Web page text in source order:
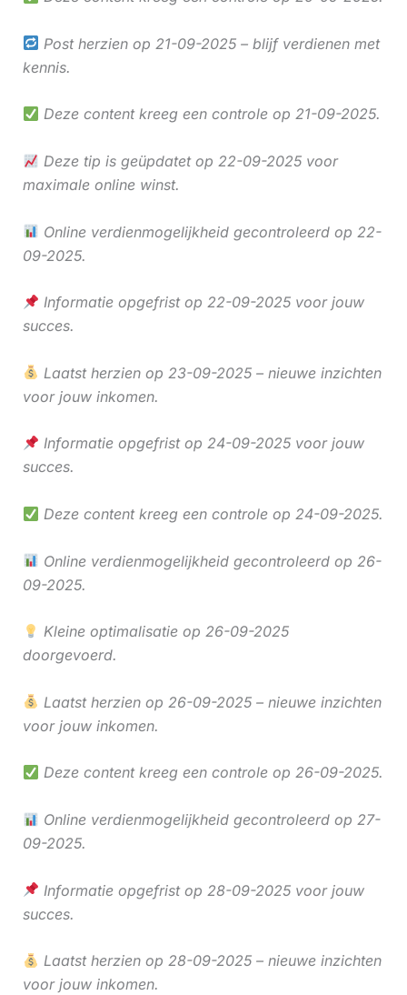
Post herzien op 21-09-2025 – blijf verdienen met
kennis.
Deze content kreeg een controle op 21-09-2025.
Deze tip is geüpdatet op 22-09-2025 voor
maximale online winst.
Online verdienmogelijkheid gecontroleerd op 22-
09-2025.
Informatie opgefrist op 22-09-2025 voor jouw
succes.
Laatst herzien op 23-09-2025 – nieuwe inzichten
voor jouw inkomen.
Informatie opgefrist op 24-09-2025 voor jouw
succes.
Deze content kreeg een controle op 24-09-2025.
Online verdienmogelijkheid gecontroleerd op 26-
09-2025.
Kleine optimalisatie op 26-09-2025
doorgevoerd.
Laatst herzien op 26-09-2025 – nieuwe inzichten
voor jouw inkomen.
Deze content kreeg een controle op 26-09-2025.
Online verdienmogelijkheid gecontroleerd op 27-
09-2025.
Informatie opgefrist op 28-09-2025 voor jouw
succes.
Laatst herzien op 28-09-2025 – nieuwe inzichten
voor jouw inkomen.